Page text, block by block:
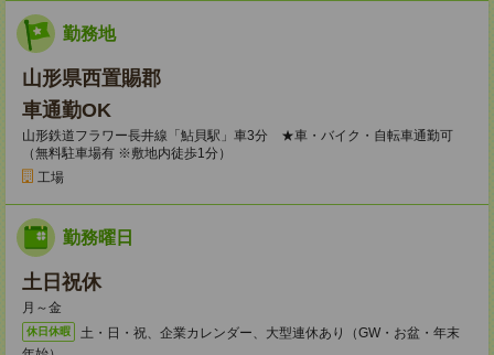
勤務地
山形県西置賜郡
車通勤OK
山形鉄道フラワー長井線「鮎貝駅」車3分 ★車・バイク・自転車通勤可
（無料駐車場有 ※敷地内徒歩1分）
工場
勤務曜日
土日祝休
月～金
休日休暇
土・日・祝、企業カレンダー、大型連休あり（GW・お盆・年末